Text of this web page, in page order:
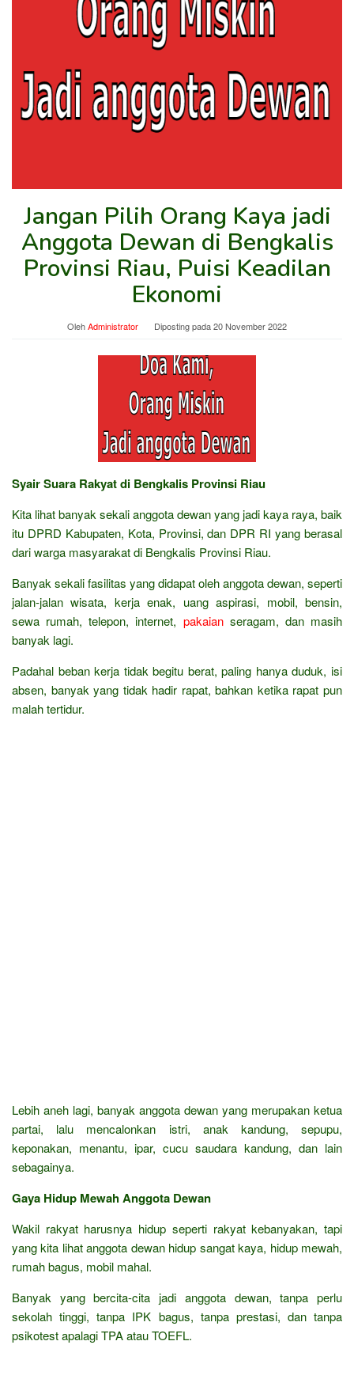
Jangan Pilih Orang Kaya jadi
Anggota Dewan di Bengkalis
Provinsi Riau, Puisi Keadilan
Ekonomi
OlehAdministrator Diposting pada20 November 2022
Syair Suara Rakyat di Bengkalis Provinsi Riau
Kita lihat banyak sekali anggota dewan yang jadi kaya raya, baik
itu DPRD Kabupaten, Kota, Provinsi, dan DPR RI yang berasal
dari warga masyarakat di Bengkalis Provinsi Riau.
Banyak sekali fasilitas yang didapat oleh anggota dewan, seperti
jalan-jalan wisata, kerja enak, uang aspirasi, mobil, bensin,
sewa rumah, telepon, internet, pakaianseragam, dan masih
banyak lagi.
Padahal beban kerja tidak begitu berat, paling hanya duduk, isi
absen, banyak yang tidak hadir rapat, bahkan ketika rapat pun
malah tertidur.
Lebih aneh lagi, banyak anggota dewan yang merupakan ketua
partai, lalu mencalonkan istri, anak kandung, sepupu,
keponakan, menantu, ipar, cucu saudara kandung, dan lain
sebagainya.
Gaya Hidup Mewah Anggota Dewan
Wakil rakyat harusnya hidup seperti rakyat kebanyakan, tapi
yang kita lihat anggota dewan hidup sangat kaya, hidup mewah,
rumah bagus, mobil mahal.
Banyak yang bercita-cita jadi anggota dewan, tanpa perlu
sekolah tinggi, tanpa IPK bagus, tanpa prestasi, dan tanpa
psikotest apalagi TPA atau TOEFL.